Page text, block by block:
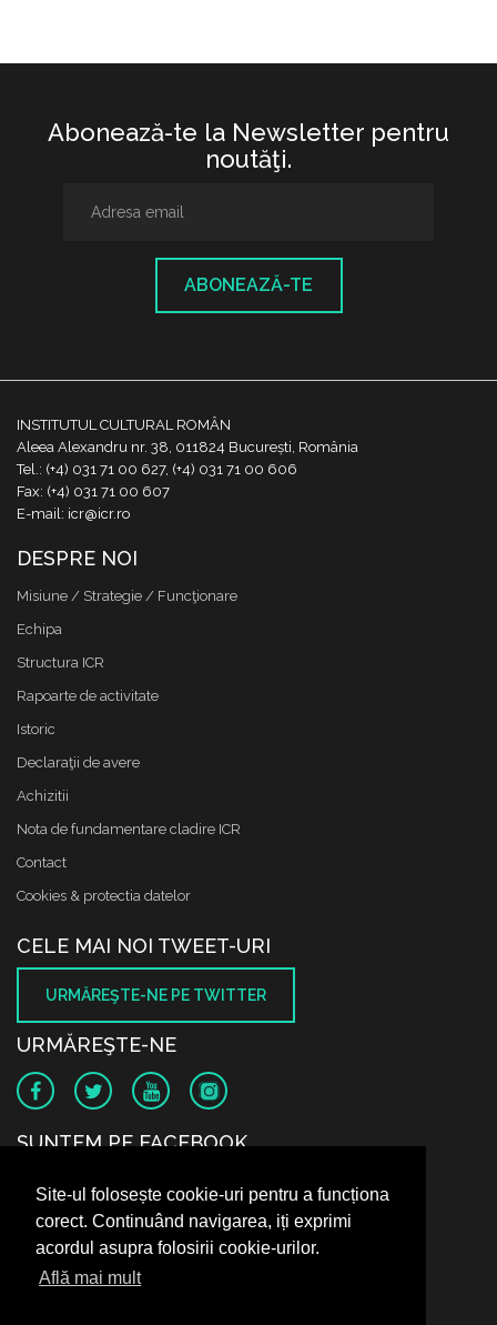
Site-ul folosește cookie-uri pentru a funcționa
corect. Continuând navigarea, iți exprimi
acordul asupra folosirii cookie-urilor.
Află mai mult
Abonează-te la Newsletter pentru
noutăţi.
ABONEAZĂ-TE
INSTITUTUL CULTURAL ROMÂN
Aleea Alexandru nr. 38, 011824 București, România
Tel.: (+4) 031 71 00 627, (+4) 031 71 00 606
Fax: (+4) 031 71 00 607
E-mail: icr@icr.ro
DESPRE NOI
Misiune / Strategie / Funcţionare
Echipa
Structura ICR
Rapoarte de activitate
Istoric
Declaraţii de avere
Achizitii
Nota de fundamentare cladire ICR
Contact
Cookies & protectia datelor
CELE MAI NOI TWEET-URI
URMĂREŞTE-NE PE TWITTER
URMĂREŞTE-NE
SUNTEM PE FACEBOOK